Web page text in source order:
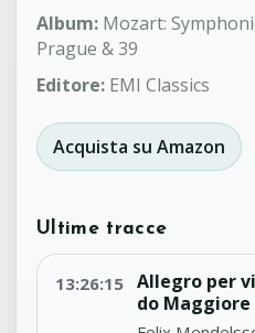
Album: Mozart:
Prague & 39
Editore: EMI Classics
Acquista su Amazon
Ultime tracce
13:26:15 Allegro per
do Maggiore